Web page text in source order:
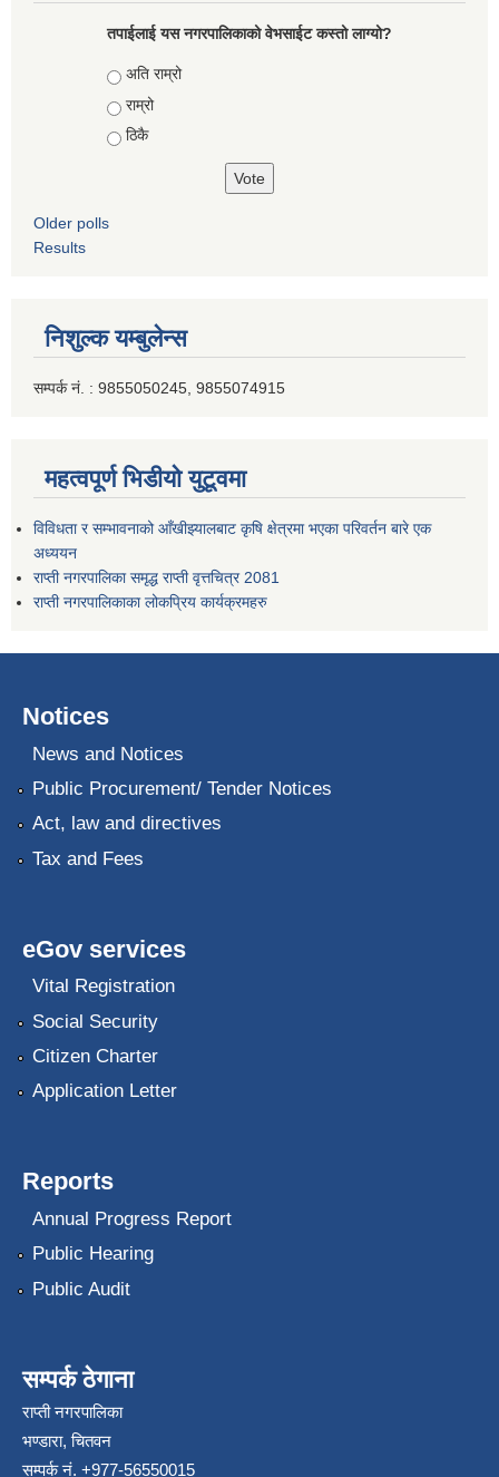
तपाईलाई यस नगरपालिकाको वेभसाईट कस्तो लाग्यो?
Choices
अति राम्रो
राम्रो
ठिकै
Older polls
Results
निशुल्क यम्बुलेन्स
सम्पर्क नं. : 9855050245, 9855074915
महत्वपूर्ण भिडीयो युटूवमा
विविधता र सम्भावनाको आँखीझ्यालबाट कृषि क्षेत्रमा भएका परिवर्तन बारे एक
अध्ययन
राप्ती नगरपालिका समृद्ध राप्ती वृत्तचित्र 2081
राप्ती नगरपालिकाका लोकप्रिय कार्यक्रमहरु
Notices
News and Notices
Public Procurement/ Tender Notices
Act, law and directives
Tax and Fees
eGov services
Vital Registration
Social Security
Citizen Charter
Application Letter
Reports
Annual Progress Report
Public Hearing
Public Audit
सम्पर्क ठेगाना
राप्ती नगरपालिका
भण्डारा, चितवन
सम्पर्क नं. +977-56550015